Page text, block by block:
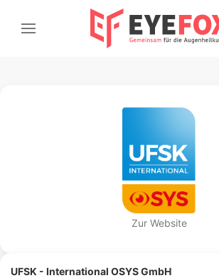
Zur Website
UFSK - International OSYS GmbH